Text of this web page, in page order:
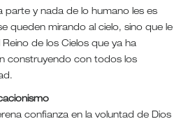
parte y nada de lo humano les es
queden mirando al cielo, sino que le
de los Cielos que ya ha
construyendo con todos los
confianza en la voluntad de Dios